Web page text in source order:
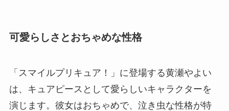
可愛らしさとおちゃめな性格
「スマイルプリキュア！」に登場する黄瀬やよい
は、キュアピースとして愛らしいキャラクターを
演じます。彼女はおちゃめで、泣き虫な性格が特